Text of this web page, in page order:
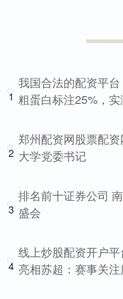
1
我国合法的配资平台
粗蛋白标注25%，
2
郑州配资网股票配
大学党委书记
3
排名前十证券公司
盛会
4
线上炒股配资开户
亮相苏超：赛事关